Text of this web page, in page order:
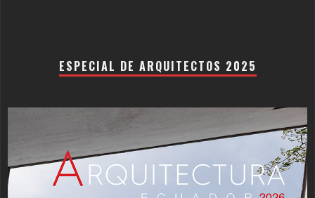
ESPECIAL DE ARQUITECTOS 2025